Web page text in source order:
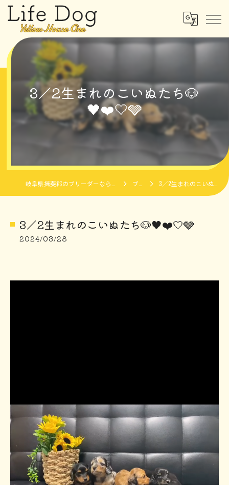
3／2生まれのこいぬたち🐶
🖤❤️🤍🩶
ブログ 3／2生まれのこいぬたち🐶🖤❤️🤍🩶
3／2生まれのこいぬたち🐶🖤❤️🤍🩶
2024/03/28